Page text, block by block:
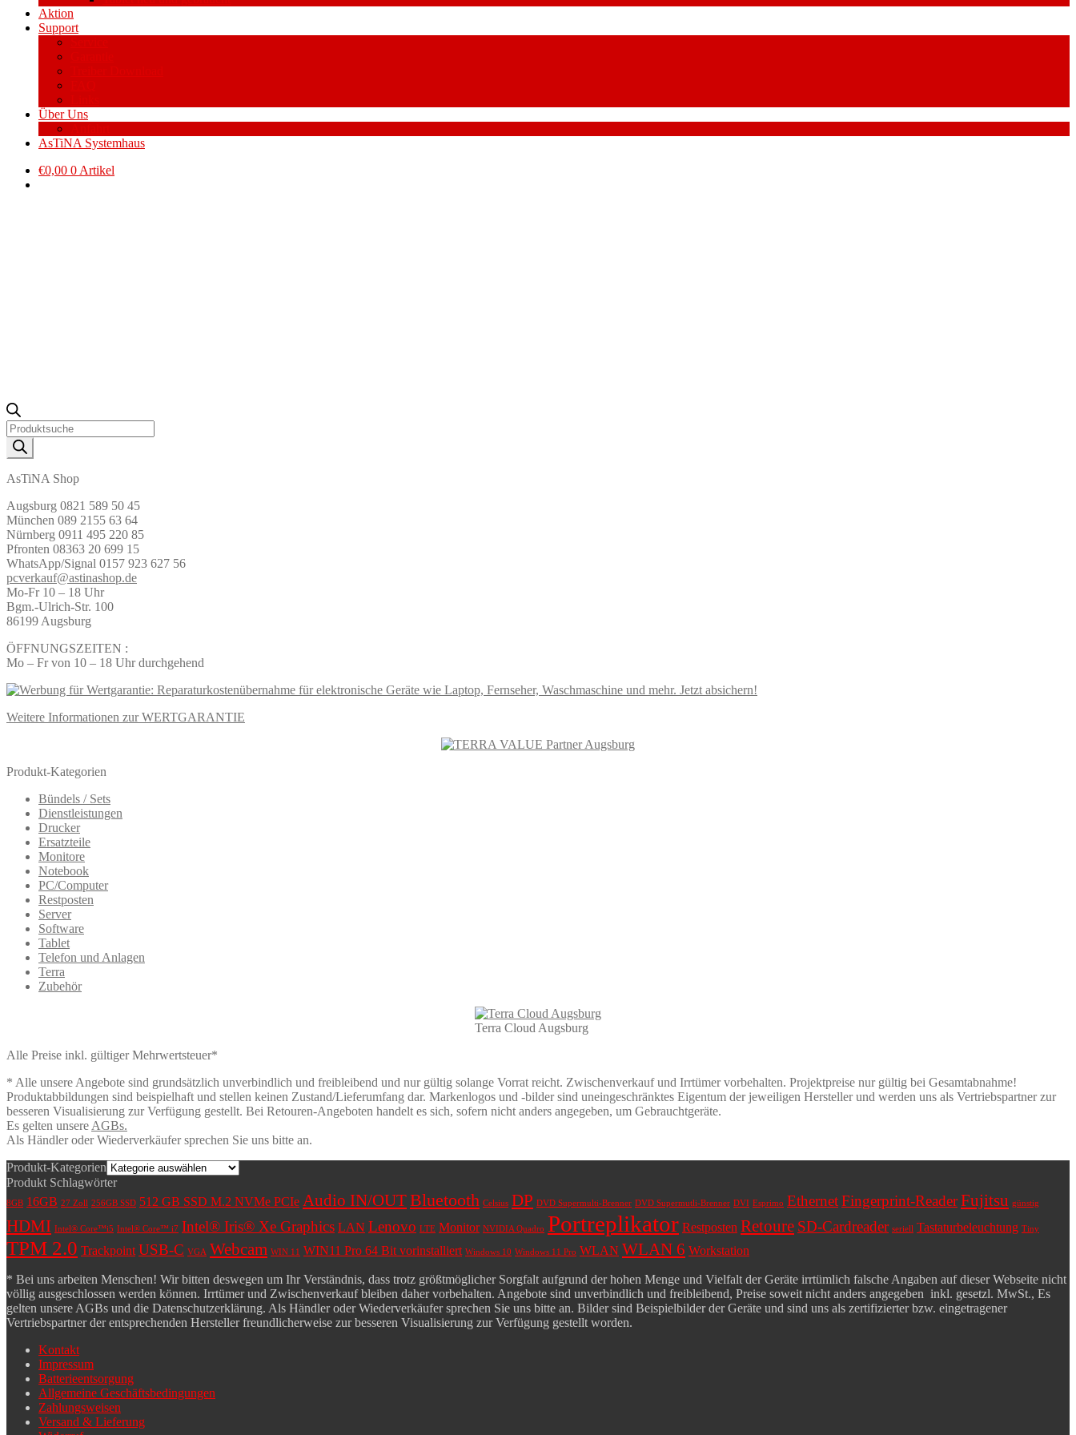
Aktion
Support
Über Uns
AsTiNA Systemhaus
€0,00 0 Artikel
Products
search
AsTiNA Shop
Augsburg 0821 589 50 45
München 089 2155 63 64
Nürnberg 0911 495 220 85
Pfronten 08363 20 699 15
WhatsApp/Signal 0157 923 627 56
pcverkauf@astinashop.de
Mo-Fr 10 – 18 Uhr
Bgm.-Ulrich-Str. 100
86199 Augsburg
ÖFFNUNGSZEITEN :
Mo – Fr von 10 – 18 Uhr durchgehend
Weitere Informationen zur WERTGARANTIE
Produkt-Kategorien
Bündels / Sets
Dienstleistungen
Drucker
Ersatzteile
Monitore
Notebook
PC/Computer
Restposten
Server
Software
Tablet
Telefon und Anlagen
Terra
Zubehör
Terra Cloud Augsburg
Alle Preise inkl. gültiger Mehrwertsteuer*
* Alle unsere Angebote sind grundsätzlich unverbindlich und freibleibend und nur gültig solange Vorrat reicht. Zwischenverkauf und Irrtümer vorbehalten. Projektpreise nur gültig bei Gesamtabnahme!
Produktabbildungen sind beispielhaft und stellen keinen Zustand/Lieferumfang dar. Markenlogos und -bilder sind uneingeschränktes Eigentum der jeweiligen Hersteller und werden uns als Vertriebspartner zur
besseren Visualisierung zur Verfügung gestellt. Bei Retouren-Angeboten handelt es sich, sofern nicht anders angegeben, um Gebrauchtgeräte.
Es gelten unsere AGBs.
Als Händler oder Wiederverkäufer sprechen Sie uns bitte an.
Produkt-Kategorien
Produkt Schlagwörter
8GB 16GB 27 Zoll 256GB SSD 512 GB SSD M.2 NVMe PCIe Audio IN/OUTBluetooth Celsius DP DVD Supermulti-Brenner DVD Supermutli-Brenner DVI Esprimo EthernetFingerprint-ReaderFujitsu günstig
HDMI Intel® Core™i5 Intel® Core™ i7 Intel® Iris® Xe Graphics LAN Lenovo LTE Monitor NVIDIA Quadro Portreplikator Restposten Retoure SD-Cardreader seriell Tastaturbeleuchtung Tiny
TPM 2.0 Trackpoint USB-C VGA Webcam WIN 11 WIN11 Pro 64 Bit vorinstalliert Windows 10 Windows 11 Pro WLAN WLAN 6 Workstation
* Bei uns arbeiten Menschen! Wir bitten deswegen um Ihr Verständnis, dass trotz größtmöglicher Sorgfalt aufgrund der hohen Menge und Vielfalt der Geräte irrtümlich falsche Angaben auf dieser Webseite nicht
völlig ausgeschlossen werden können. Irrtümer und Zwischenverkauf bleiben daher vorbehalten. Angebote sind unverbindlich und freibleibend, Preise soweit nicht anders angegeben inkl. gesetzl. MwSt., Es
gelten unsere AGBs und die Datenschutzerklärung. Als Händler oder Wiederverkäufer sprechen Sie uns bitte an. Bilder sind Beispielbilder der Geräte und sind uns als zertifizierter bzw. eingetragener
Vertriebspartner der entsprechenden Hersteller freundlicherweise zur besseren Visualisierung zur Verfügung gestellt worden.
Kontakt
Impressum
Batterieentsorgung
Allgemeine Geschäftsbedingungen
Zahlungsweisen
Versand & Lieferung